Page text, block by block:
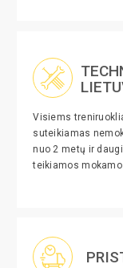
Visiems
suteikiamas
nuo 2 metų ir
teikiamos